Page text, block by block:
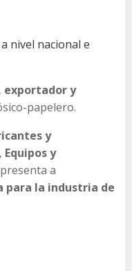
nivel nacional e
exportador y
papelero.
y
y
a
para la industria de